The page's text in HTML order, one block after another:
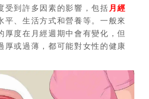
受到許多因素的影響，包括 月經
平、生活方式和營養等。一般來
厚度在月經週期中會有變化，但
厚或過薄，都可能對女性的健康